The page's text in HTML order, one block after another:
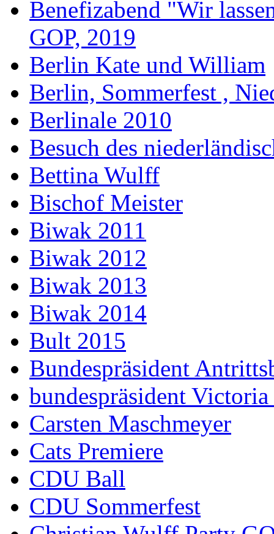
Benefizabend "Wir
GOP, 2019
Berlin Kate und William
Berlin, Sommerfest ,
Berlinale 2010
Besuch des
Bettina Wulff
Bischof Meister
Biwak 2011
Biwak 2012
Biwak 2013
Biwak 2014
Bult 2015
Bundespräsident
bundespräsident
Carsten Maschmeyer
Cats Premiere
CDU Ball
CDU Sommerfest